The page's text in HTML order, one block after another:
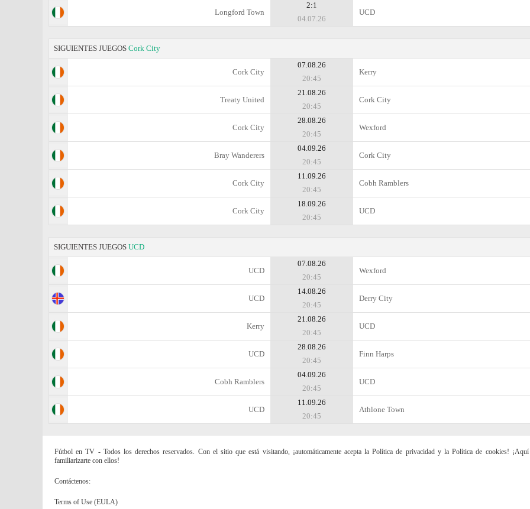
Longford Town
2:1
04.07.26
UCD
SIGUIENTES JUEGOS Cork City
Cork City
07.08.26
20:45
Kerry
Treaty United
21.08.26
20:45
Cork City
Cork City
28.08.26
20:45
Wexford
Bray Wanderers
04.09.26
20:45
Cork City
Cork City
11.09.26
20:45
Cobh Ramblers
Cork City
18.09.26
20:45
UCD
SIGUIENTES JUEGOS UCD
UCD
07.08.26
20:45
Wexford
UCD
14.08.26
20:45
Derry City
Kerry
21.08.26
20:45
UCD
UCD
28.08.26
20:45
Finn Harps
Cobh Ramblers
04.09.26
20:45
UCD
UCD
11.09.26
20:45
Athlone Town
Fútbol en TV - Todos los derechos reservados. Con el sitio que está visitando, ¡automáticamente acepta la Política de privacidad y la Política de cookies! ¡Aquí
familiarizarte con ellos!
Contáctenos:
Terms of Use (EULA)